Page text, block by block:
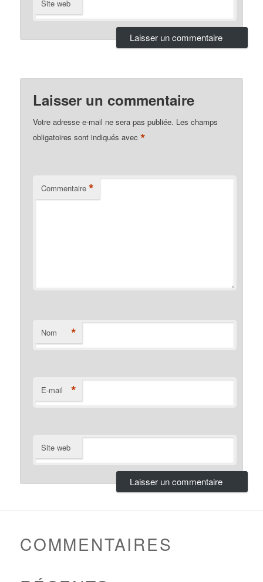
Site web
Laisser un commentaire
Votre adresse e-mail ne sera pas publiée. Les champs
obligatoires sont indiqués avec*
Commentaire *
Nom *
E-mail *
Site web
COMMENTAIRES